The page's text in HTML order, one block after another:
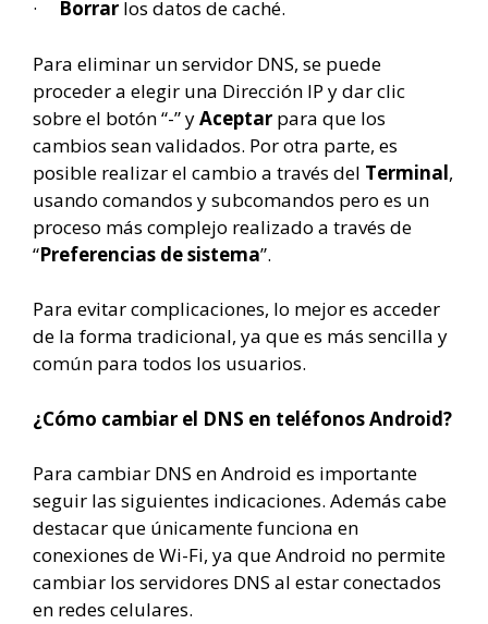
· Borrar los datos de caché.
Para eliminar un servidor DNS, se puede
proceder a elegir una Dirección IP y dar clic
sobre el botón “-” yAceptar para que los
cambios sean validados. Por otra parte, es
posible realizar el cambio a través del Terminal,
usando comandos y subcomandos pero es un
proceso más complejo realizado a través de
“Preferencias de sistema”.
Para evitar complicaciones, lo mejor es acceder
de la forma tradicional, ya que es más sencilla y
común para todos los usuarios.
¿Cómo cambiar el DNS en teléfonos Android?
Para cambiar DNS en Android es importante
seguir las siguientes indicaciones. Además cabe
destacar que únicamente funciona en
conexiones de Wi-Fi, ya que Android no permite
cambiar los servidores DNS al estar conectados
en redes celulares.